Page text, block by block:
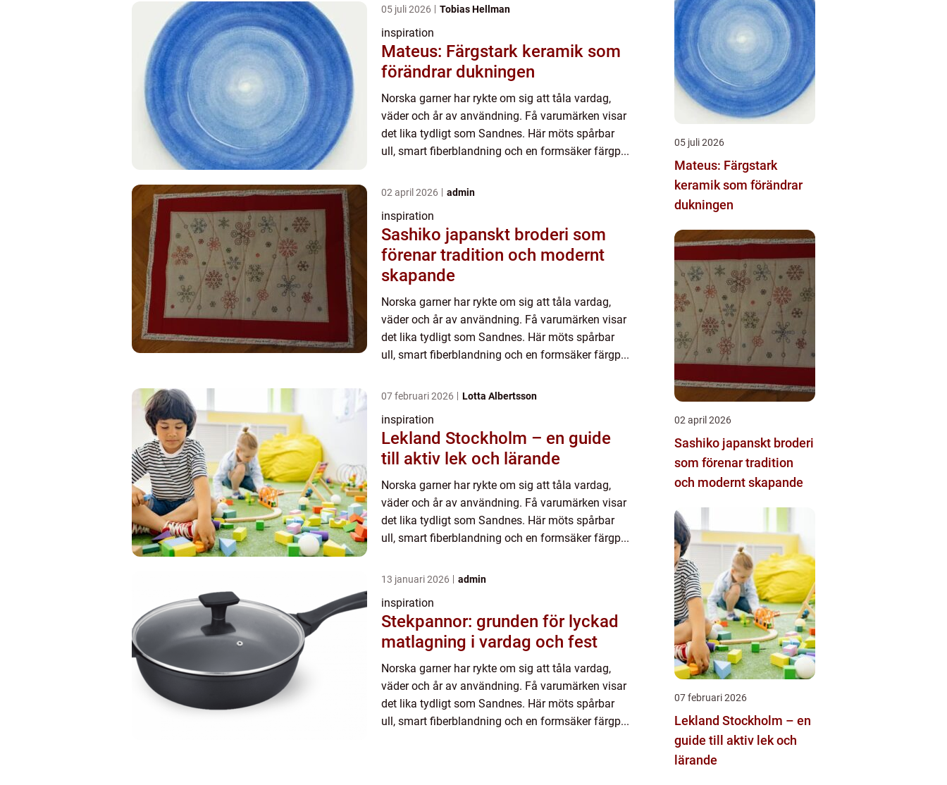
05 juli 2026 Tobias Hellman
inspiration
Mateus: Färgstark keramik som
förändrar dukningen
Norska garner har rykte om sig att tåla vardag,
väder och år av användning. Få varumärken visar
det lika tydligt som Sandnes. Här möts spårbar
ull, smart fiberblandning och en formsäker färgp...
02 april 2026 admin
inspiration
Sashiko japanskt broderi som
förenar tradition och modernt
skapande
Norska garner har rykte om sig att tåla vardag,
väder och år av användning. Få varumärken visar
det lika tydligt som Sandnes. Här möts spårbar
ull, smart fiberblandning och en formsäker färgp...
07 februari 2026 Lotta Albertsson
inspiration
Lekland Stockholm – en guide
till aktiv lek och lärande
Norska garner har rykte om sig att tåla vardag,
väder och år av användning. Få varumärken visar
det lika tydligt som Sandnes. Här möts spårbar
ull, smart fiberblandning och en formsäker färgp...
13 januari 2026 admin
inspiration
Stekpannor: grunden för lyckad
matlagning i vardag och fest
Norska garner har rykte om sig att tåla vardag,
väder och år av användning. Få varumärken visar
det lika tydligt som Sandnes. Här möts spårbar
ull, smart fiberblandning och en formsäker färgp...
05 juli 2026
Mateus: Färgstark
keramik som förändrar
dukningen
02 april 2026
Sashiko japanskt broderi
som förenar tradition
och modernt skapande
07 februari 2026
Lekland Stockholm – en
guide till aktiv lek och
lärande